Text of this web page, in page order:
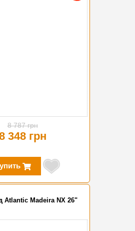
8 787 грн
348 грн
Atlantic Madeira NX 26"